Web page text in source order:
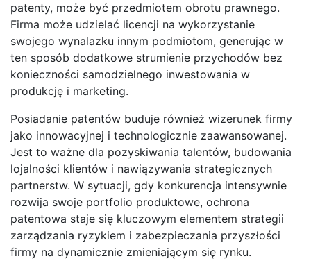
patenty, może być przedmiotem obrotu prawnego.
Firma może udzielać licencji na wykorzystanie
swojego wynalazku innym podmiotom, generując w
ten sposób dodatkowe strumienie przychodów bez
konieczności samodzielnego inwestowania w
produkcję i marketing.
Posiadanie patentów buduje również wizerunek firmy
jako innowacyjnej i technologicznie zaawansowanej.
Jest to ważne dla pozyskiwania talentów, budowania
lojalności klientów i nawiązywania strategicznych
partnerstw. W sytuacji, gdy konkurencja intensywnie
rozwija swoje portfolio produktowe, ochrona
patentowa staje się kluczowym elementem strategii
zarządzania ryzykiem i zabezpieczania przyszłości
firmy na dynamicznie zmieniającym się rynku.